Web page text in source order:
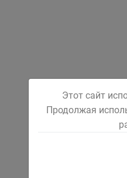
Этот сайт
Продолжая